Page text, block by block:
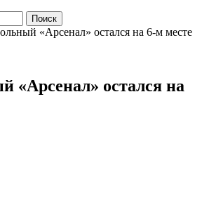
«Арсенал» остался на 6-м месте
«Арсенал» остался на